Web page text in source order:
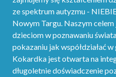
ze spektrum autyzmu -
Nowym Targu. Naszym
dzieciom w poznawaniu
pokazaniu jak współdziałać
Kokardka jest otwarta na
długoletnie doświadczenie